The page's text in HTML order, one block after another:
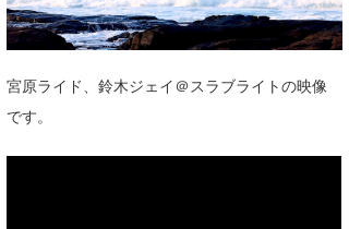
今月のプレゼント
宮原ライド、鈴木ジェイ＠スラブライトの映像
です。
湘南
千葉北
伊豆
お知らせ
その他
ルール＆How to